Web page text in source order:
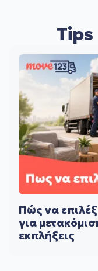
Tips
Πώς να
για
εκπλήξεις